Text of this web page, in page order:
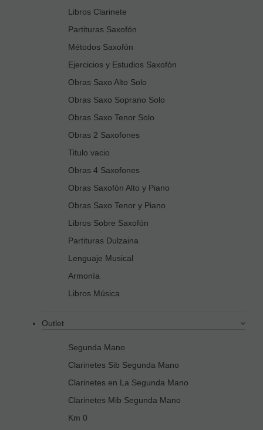
Libros Clarinete
Partituras Saxofón
Métodos Saxofón
Ejercicios y Estudios Saxofón
Obras Saxo Alto Solo
Obras Saxo Soprano Solo
Obras Saxo Tenor Solo
Obras 2 Saxofones
Titulo vacio
Obras 4 Saxofones
Obras Saxofón Alto y Piano
Obras Saxo Tenor y Piano
Libros Sobre Saxofón
Partituras Dulzaina
Lenguaje Musical
Armonía
Libros Música
Outlet
Segunda Mano
Clarinetes Sib Segunda Mano
Clarinetes en La Segunda Mano
Clarinetes Mib Segunda Mano
Km 0